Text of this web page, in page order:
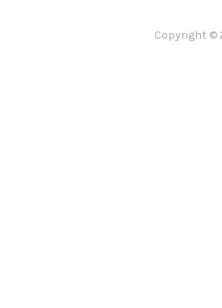
Copyright ©